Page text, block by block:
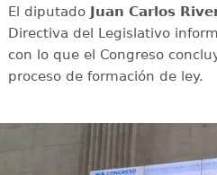
El diputado Juan Carlos
Directiva del Legislativo
con lo que el Congreso
proceso de formación de ley.